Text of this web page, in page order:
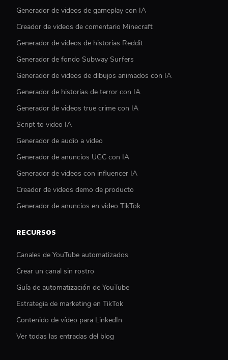
Generador de videos de gameplay con IA
Creador de videos de comentario Minecraft
Generador de videos de historias Reddit
Generador de fondo Subway Surfers
Generador de videos de dibujos animados con IA
Generador de historias de terror con IA
Generador de videos true crime con IA
Script to video IA
Generador de audio a video
Generador de anuncios UGC con IA
Generador de videos con influencer IA
Creador de videos demo de producto
Generador de anuncios en video TikTok
RECURSOS
Canales de YouTube automatizados
Crear un canal sin rostro
Guía de automatización de YouTube
Estrategia de marketing en TikTok
Contenido de vídeo para LinkedIn
Ver todas las entradas del blog